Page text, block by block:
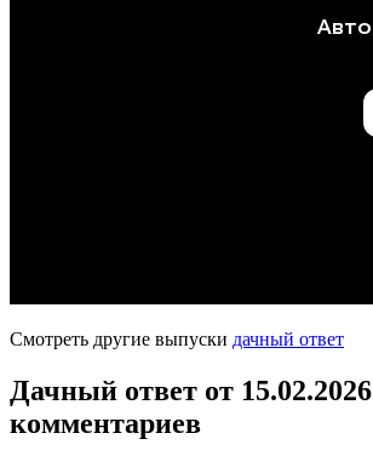
Смотреть другие выпуски дачный ответ
Дачный ответ от 15.02.2026
комментариев